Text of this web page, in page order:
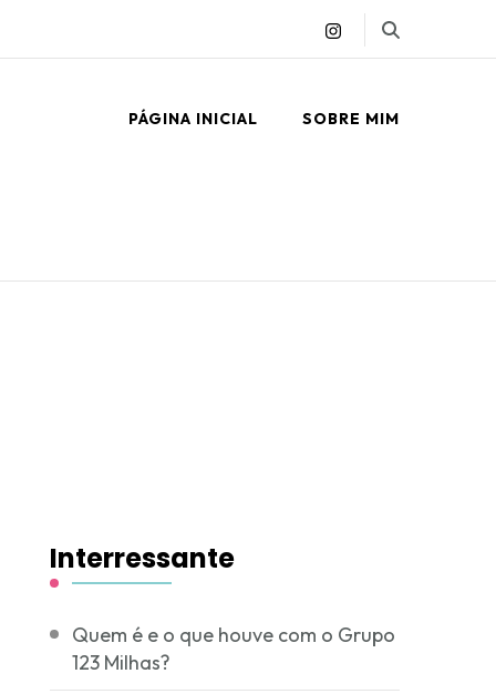
PÁGINA INICIAL SOBRE MIM
Interressante
Quem é e o que houve com o Grupo
123 Milhas?